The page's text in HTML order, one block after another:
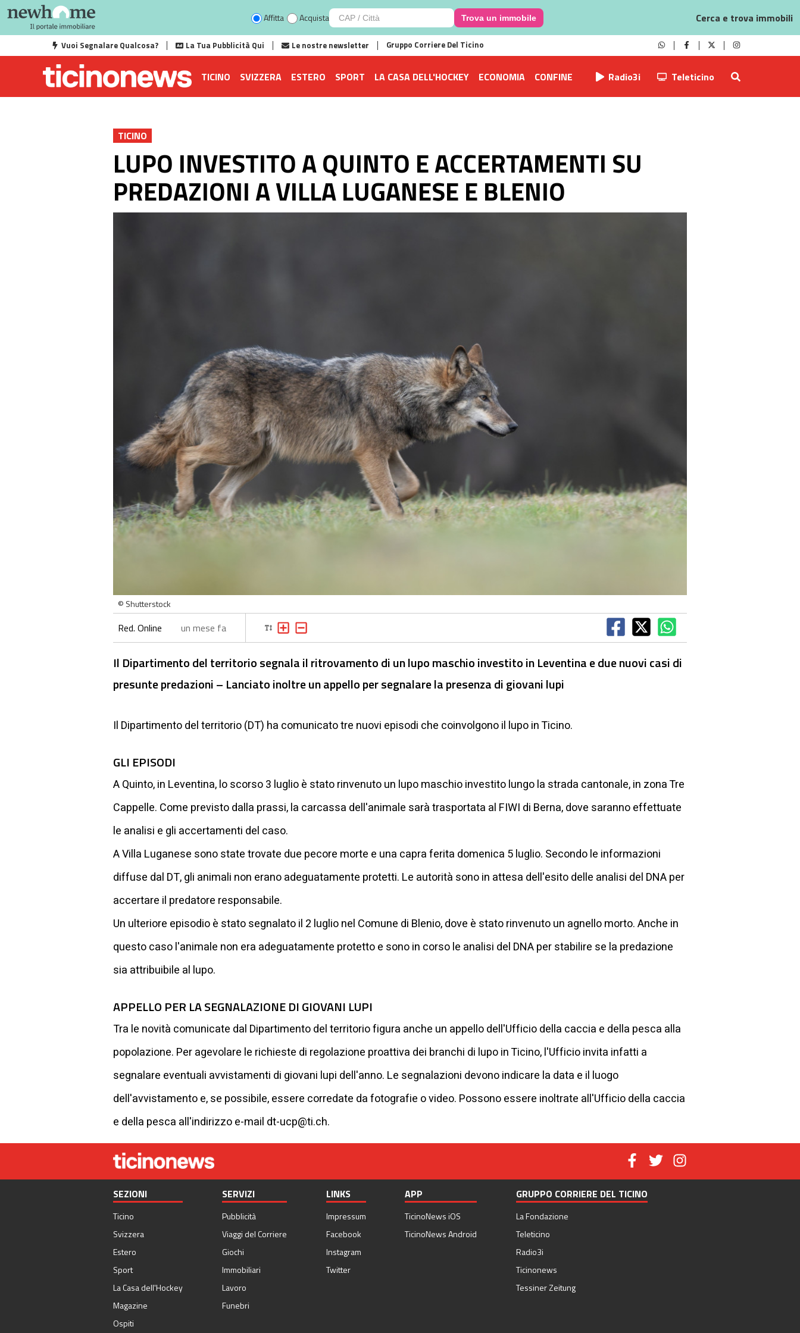
Affitta Acquista Trova un immobile Cerca e trova immobili
Vuoi Segnalare Qualcosa? La Tua Pubblicità Qui Le nostre newsletter Gruppo Corriere Del Ticino
TICINO SVIZZERA ESTERO SPORT LA CASA DELL'HOCKEY ECONOMIA CONFINE Radio3i Teleticino
TICINO
LUPO INVESTITO A QUINTO E ACCERTAMENTI SU
PREDAZIONI A VILLA LUGANESE E BLENIO
© Shutterstock
Red. Online un mese fa
Il Dipartimento del territorio segnala il ritrovamento di un lupo maschio investito in Leventina e due nuovi casi di
presunte predazioni – Lanciato inoltre un appello per segnalare la presenza di giovani lupi
Il Dipartimento del territorio (DT) ha comunicato tre nuovi episodi che coinvolgono il lupo in Ticino.
GLI EPISODI
A Quinto, in Leventina, lo scorso 3 luglio è stato rinvenuto un lupo maschio investito lungo la strada cantonale, in zona Tre
Cappelle. Come previsto dalla prassi, la carcassa dell'animale sarà trasportata al FIWI di Berna, dove saranno effettuate
le analisi e gli accertamenti del caso.
A Villa Luganese sono state trovate due pecore morte e una capra ferita domenica 5 luglio. Secondo le informazioni
diffuse dal DT, gli animali non erano adeguatamente protetti. Le autorità sono in attesa dell'esito delle analisi del DNA per
accertare il predatore responsabile.
Un ulteriore episodio è stato segnalato il 2 luglio nel Comune di Blenio, dove è stato rinvenuto un agnello morto. Anche in
questo caso l'animale non era adeguatamente protetto e sono in corso le analisi del DNA per stabilire se la predazione
sia attribuibile al lupo.
APPELLO PER LA SEGNALAZIONE DI GIOVANI LUPI
Tra le novità comunicate dal Dipartimento del territorio figura anche un appello dell'Ufficio della caccia e della pesca alla
popolazione. Per agevolare le richieste di regolazione proattiva dei branchi di lupo in Ticino, l'Ufficio invita infatti a
segnalare eventuali avvistamenti di giovani lupi dell'anno. Le segnalazioni devono indicare la data e il luogo
dell'avvistamento e, se possibile, essere corredate da fotografie o video. Possono essere inoltrate all'Ufficio della caccia
e della pesca all'indirizzo e-mail dt-ucp@ti.ch.
SEZIONI
Ticino
Svizzera
Estero
Sport
La Casa dell'Hockey
Magazine
Ospiti
SERVIZI
Pubblicità
Viaggi del Corriere
Giochi
Immobiliari
Lavoro
Funebri
LINKS
Impressum
Facebook
Instagram
Twitter
APP
TicinoNews iOS
TicinoNews Android
GRUPPO CORRIERE DEL TICINO
La Fondazione
Teleticino
Radio3i
Ticinonews
Tessiner Zeitung